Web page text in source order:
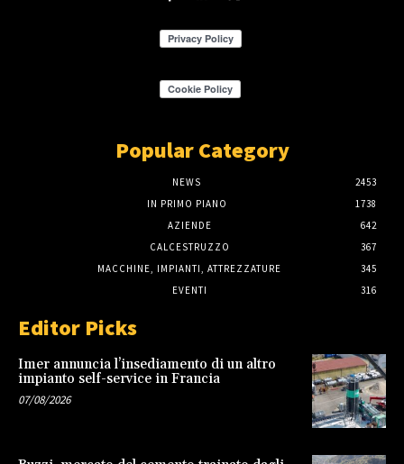
Popular Category
NEWS
2453
IN PRIMO PIANO
1738
AZIENDE
642
CALCESTRUZZO
367
MACCHINE, IMPIANTI, ATTREZZATURE
345
EVENTI
316
Editor Picks
Imer annuncia l’insediamento di un altro
impianto self-service in Francia
07/08/2026